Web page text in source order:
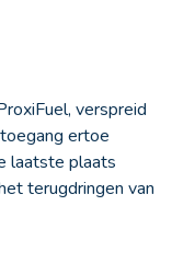
verspreid
ertoe
laatste plaats
terugdringen van